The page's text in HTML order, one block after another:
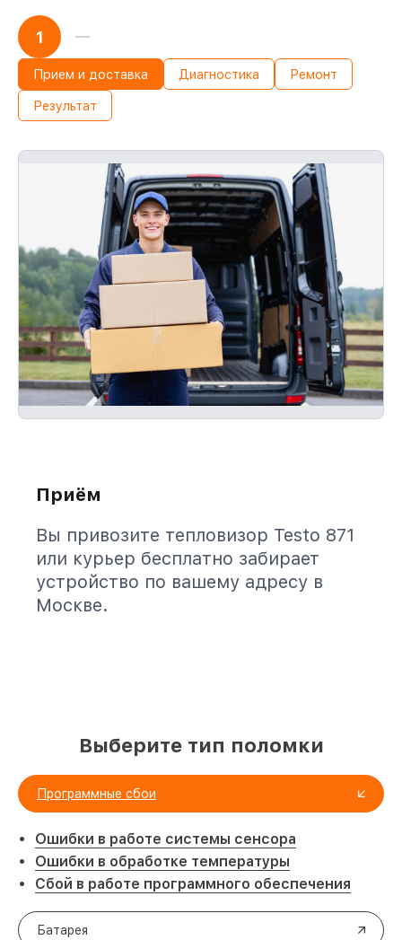
1
Прием и доставка Диагностика Ремонт
Результат
Приём
Вы привозите тепловизор Testo 871
или курьер бесплатно забирает
устройство по вашему адресу в
Москве.
Выберите тип поломки
Программные сбои
Ошибки в работе системы сенсора
Ошибки в обработке температуры
Сбой в работе программного обеспечения
Батарея